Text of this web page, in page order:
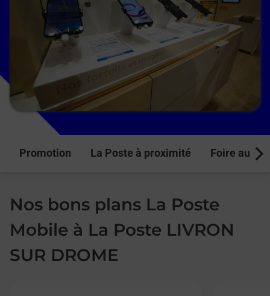
Promotion La Poste à proximité Foire aux
Nos bons plans La Poste
Mobile à La Poste LIVRON
SUR DROME